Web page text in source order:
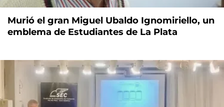
Murió el gran Miguel Ubaldo Ignomiriello, un
emblema de Estudiantes de La Plata